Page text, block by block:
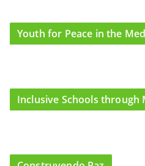
Youth for Peace in the
Inclusive Schools through